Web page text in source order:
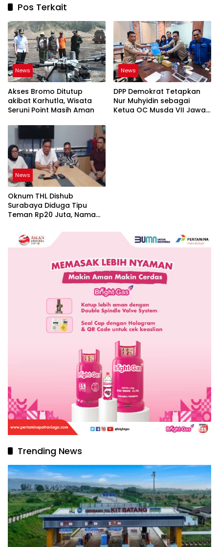
Pos Terkait
News
Akses Bromo Ditutup
akibat Karhutla, Wisata
Seruni Point Masih Aman
News
DPP Demokrat Tetapkan
Nur Muhyidin sebagai
Ketua OC Musda VII Jawa
News
Oknum THL Dishub
Surabaya Diduga Tipu
Teman Rp20 Juta, Nama
Trending News